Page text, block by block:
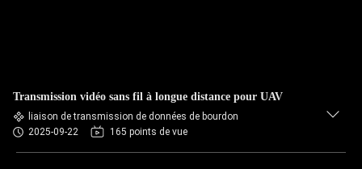
Transmission vidéo sans fil à longue distance pour UAV
liaison de transmission de données de bourdon
2025-09-22
165 points de vue